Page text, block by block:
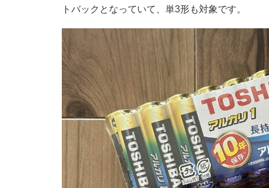
トバックとなっていて、単3形も対象です。